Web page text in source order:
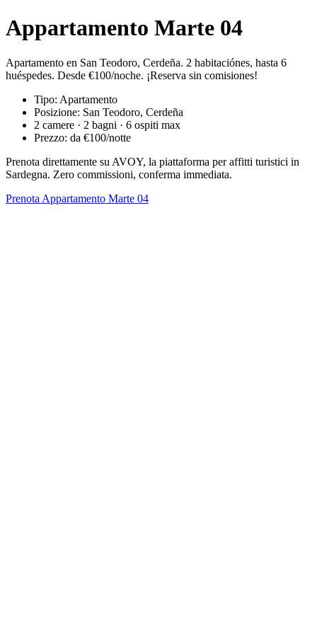
Appartamento Marte 04
Apartamento en San Teodoro, Cerdeña. 2 habitaciónes, hasta 6
huéspedes. Desde €100/noche. ¡Reserva sin comisiones!
Tipo: Apartamento
Posizione: San Teodoro, Cerdeña
2 camere · 2 bagni · 6 ospiti max
Prezzo: da €100/notte
Prenota direttamente su AVOY, la piattaforma per affitti turistici in
Sardegna. Zero commissioni, conferma immediata.
Prenota Appartamento Marte 04